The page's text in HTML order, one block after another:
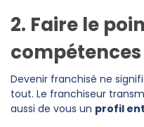
2. Faire le
compétences
Devenir franchisé ne
tout. Le franchiseur
aussi de vous un profil